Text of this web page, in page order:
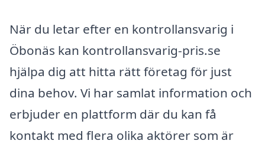
När du letar efter en kontrollansvarig i
Öbonäs kan kontrollansvarig-pris.se
hjälpa dig att hitta rätt företag för just
dina behov. Vi har samlat information och
erbjuder en plattform där du kan få
kontakt med flera olika aktörer som är